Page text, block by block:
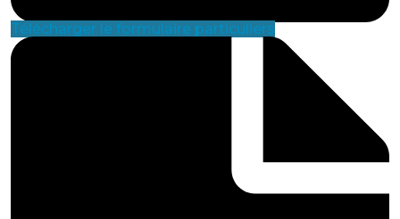
Télécharger le formulaire particuliers